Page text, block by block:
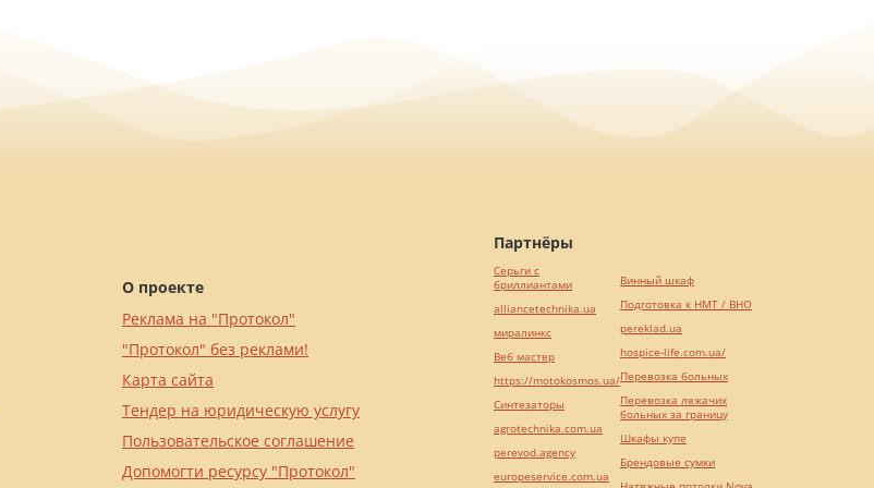
О проекте
Реклама на "Протокол"
"Протокол" без реклами!
Карта сайта
Тендер на юридическую услугу
Пользовательское соглашение
Допомогти ресурсу "Протокол"
Партнёры
Серьги с
бриллиантами
alliancetechnika.ua
миралинкс
Веб мастер
https://motokosmos.ua/
Синтезаторы
agrotechnika.com.ua
perevod.agency
europeservice.com.ua
Винный шкаф
Подготовка к НМТ / ВНО
pereklad.ua
hospice-life.com.ua/
Перевозка больных
Перевозка лежачих
больных за границу
Шкафы купе
Брендовые сумки